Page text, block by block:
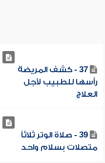
37 - كشف المريضة
رأسها للطبيب لأجل
العلاج
39 - صلاة الوتر ثلاثاً
متصلات بسلام واحد